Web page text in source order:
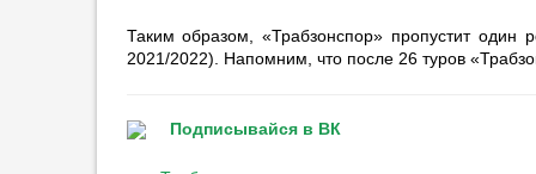
«Алания» впервые за
несколько лет возвращается на
Таким образом, «Трабзонспор» пропустит
2021/2022). Напомним, что после 26 туров
Подписывайся в ВК